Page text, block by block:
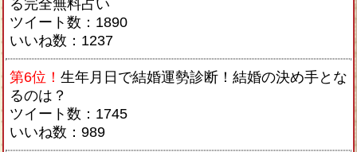
る完全無料占い
ツイート数：1890
いいね数：1237
第6位！ 生年月日で結婚運勢診断！結婚の決め手とな
るのは？
ツイート数：1745
いいね数：989